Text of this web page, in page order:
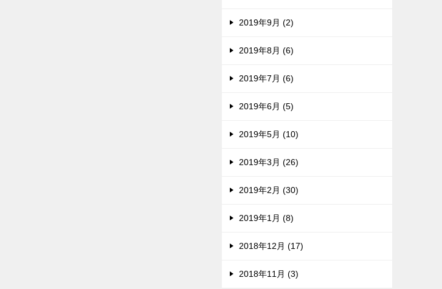
2019年9月 (2)
2019年8月 (6)
2019年7月 (6)
2019年6月 (5)
2019年5月 (10)
2019年3月 (26)
2019年2月 (30)
2019年1月 (8)
2018年12月 (17)
2018年11月 (3)